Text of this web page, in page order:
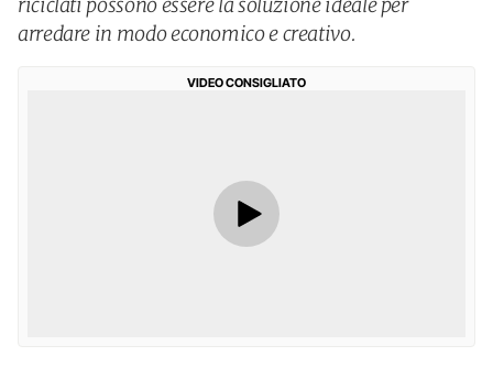
arredare in modo economico e creativo.
VIDEO CONSIGLIATO